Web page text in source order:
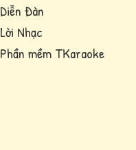
Diễn Đàn
Lời Nhạc
Phần mềm TKaraoke